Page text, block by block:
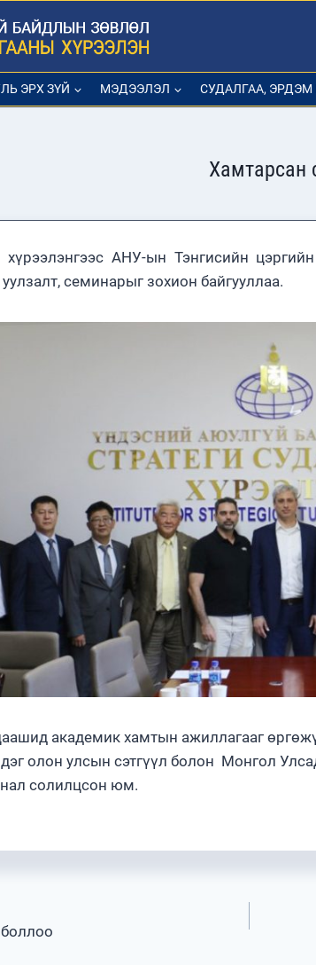
ЭРХ ЗҮЙ МЭДЭЭЛЭЛ СУДАЛГАА,
Хамтарсан
хүрээлэнгээс АНУ-ын Тэнгисийн
семинарыг зохион байгууллаа.
академик хамтын ажиллагааг
олон улсын сэтгүүл болон Монгол
солилцсон юм.